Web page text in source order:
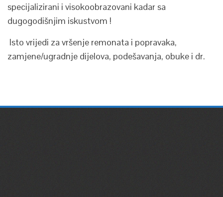
specijalizirani i visokoobrazovani kadar sa
dugogodišnjim iskustvom !
Isto vrijedi za vršenje remonata i popravaka,
zamjene/ugradnje dijelova, podešavanja, obuke i dr.